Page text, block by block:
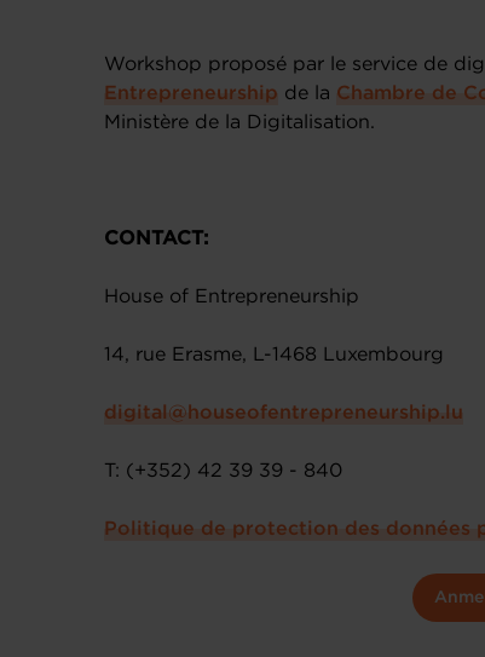
Workshop proposé par le service de
Entrepreneurship de la Chambre de
Ministère de la Digitalisation.
CONTACT:
House of Entrepreneurship
14, rue Erasme, L-1468 Luxembourg
digital@houseofentrepreneurship.lu
T: (+352) 42 39 39 - 840
Politique de protection des données